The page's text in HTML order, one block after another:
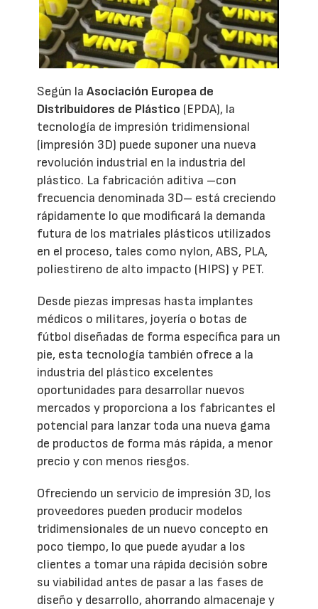
Según laAsociación Europea de
Distribuidores de Plástico (EPDA), la
tecnología de impresión tridimensional
(impresión 3D) puede suponer una nueva
revolución industrial en la industria del
plástico. La fabricación aditiva –con
frecuencia denominada 3D– está creciendo
rápidamente lo que modificará la demanda
futura de los matriales plásticos utilizados
en el proceso, tales como nylon, ABS, PLA,
poliestireno de alto impacto (HIPS) y PET.
Desde piezas impresas hasta implantes
médicos o militares, joyería o botas de
fútbol diseñadas de forma específica para un
pie, esta tecnología también ofrece a la
industria del plástico excelentes
oportunidades para desarrollar nuevos
mercados y proporciona a los fabricantes el
potencial para lanzar toda una nueva gama
de productos de forma más rápida, a menor
precio y con menos riesgos.
Ofreciendo un servicio de impresión 3D, los
proveedores pueden producir modelos
tridimensionales de un nuevo concepto en
poco tiempo, lo que puede ayudar a los
clientes a tomar una rápida decisión sobre
su viabilidad antes de pasar a las fases de
diseño y desarrollo, ahorrando almacenaje y